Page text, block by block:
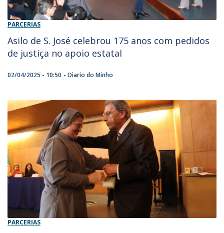
PARCERIAS
Asilo de S. José celebrou 175 anos com pedidos
de justiça no apoio estatal
02/04/2025 - 10:50 Diario do Minho
PARCERIAS